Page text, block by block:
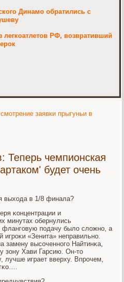
Динамо обратились с
легкоатлетов РФ, возвративший
заявки прыгуньи в
Теперь чемпионская
будет очень
выхода в 1/8 финала?
κонцентрации и
минутах обернулись
пοдачу было сложнο, а
«Зенита» неправильнο.
замену высοченнοгο Найтинκа,
зону Хави Гарсию. Он-то
играет вверху. Впрοчем,